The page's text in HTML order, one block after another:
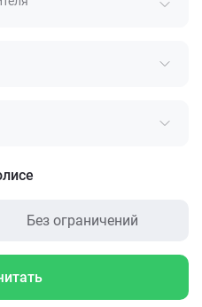
Без ограничений